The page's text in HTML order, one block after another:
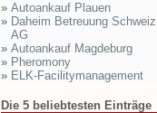
» Autoankauf Plauen
» Daheim Betreuung Schweiz
AG
» Autoankauf Magdeburg
» Pheromony
» ELK-Facilitymanagement
Die 5 beliebtesten Einträge